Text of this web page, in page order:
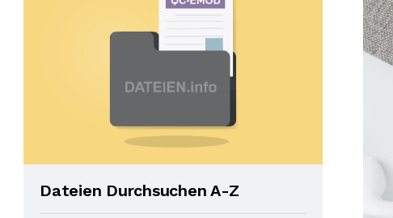
Dateien Durchsuchen A-Z